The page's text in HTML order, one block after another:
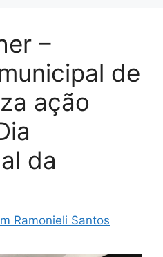
–
de
ação
da
Ramonieli Santos